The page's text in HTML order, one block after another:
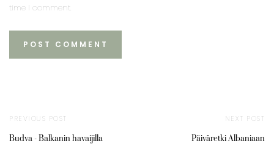
time I comment.
PREVIOUS POST
Budva - Balkanin havaijilla
NEXT POST
Päiväretki Albaniaan